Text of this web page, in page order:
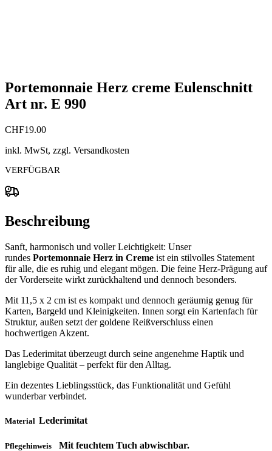
Portemonnaie Herz creme Eulenschnitt
Art nr. E 990
CHF19.00
inkl. MwSt, zzgl. Versandkosten
VERFÜGBAR
Beschreibung
Sanft, harmonisch und voller Leichtigkeit: Unser
rundes Portemonnaie Herz in Creme ist ein stilvolles Statement
für alle, die es ruhig und elegant mögen. Die feine Herz-Prägung auf
der Vorderseite wirkt zurückhaltend und dennoch besonders.
Mit 11,5 x 2 cm ist es kompakt und dennoch geräumig genug für
Karten, Bargeld und Kleinigkeiten. Innen sorgt ein Kartenfach für
Struktur, außen setzt der goldene Reißverschluss einen
hochwertigen Akzent.
Das Lederimitat überzeugt durch seine angenehme Haptik und
langlebige Qualität – perfekt für den Alltag.
Ein dezentes Lieblingsstück, das Funktionalität und Gefühl
wunderbar verbindet.
Material Lederimitat
Pflegehinweis Mit feuchtem Tuch abwischbar.